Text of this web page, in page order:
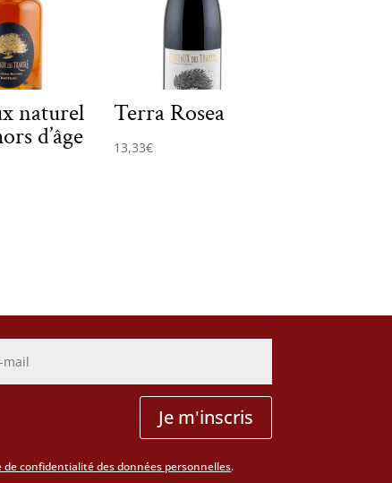
naturel
d’âge
Terra Rosea
13,33€
Je m'inscris
de confidentialité des données personnelles.